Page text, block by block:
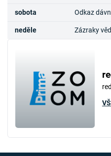
sobota Odkaz
neděle Zázraky